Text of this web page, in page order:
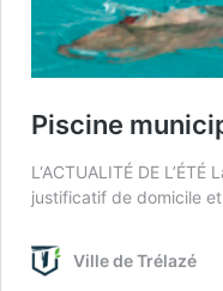
Piscine
L‘ACTUALITÉ DE
justificatif de domicile
Ville de Trélazé